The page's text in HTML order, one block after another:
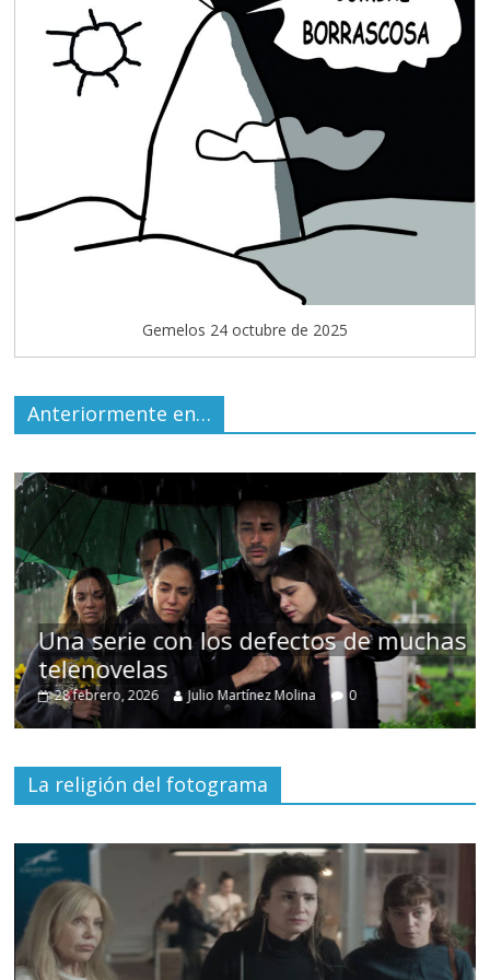
Gemelos 24 octubre de 2025
Anteriormente en…
muchas
Cuento de hadas interclasista
alta burguesía mexicana
30 diciembre, 2025 Julio Martínez Molina 0
La religión del fotograma